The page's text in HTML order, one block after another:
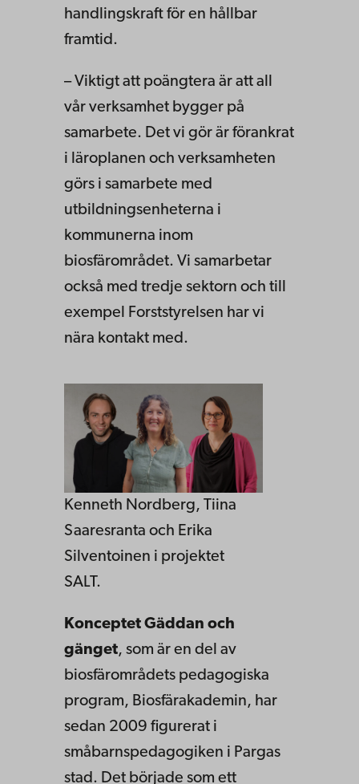
handlingskraft för en hållbar
framtid.
– Viktigt att poängtera är att all
vår verksamhet bygger på
samarbete. Det vi gör är förankrat
i läroplanen och verksamheten
görs i samarbete med
utbildningsenheterna i
kommunerna inom
biosfärområdet. Vi samarbetar
också med tredje sektorn och till
exempel Forststyrelsen har vi
nära kontakt med.
Kenneth Nordberg, Tiina
Saaresranta och Erika
Silventoinen i projektet
SALT.
Konceptet Gäddan och
gänget, som är en del av
biosfärområdets pedagogiska
program, Biosfärakademin, har
sedan 2009 figurerat i
småbarnspedagogiken i Pargas
stad. Det började som ett